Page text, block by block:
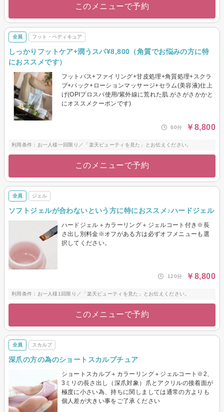
このメニューで予約
全員 フット・ペディキュア
しっかりフットケア+潤うスパ¥8,800（角質でお悩みの方に特
におススメです）
フットバス+ファイリング+甘皮処理+角質処理+スクラ
ブ+パック+ローションマッサージ+セラム(美容液)仕上
げ(OPIプロスパ使用/紫外線に荒れた肌.がさがさかかと
にオススメクーポンです)
60分 ￥8,800
利用条件：お一人様一回限り／「楽天ビューティを見た」とお伝えください。
このメニューで予約
全員 ジェル
ソフトジェルが合わないという方に特におススメ♪ハードジェル
ハードジェル＋カラーリング＋ジェルコート付き※長
さ出し別料金※オフがある方は必ずオフメニューも選
択してください。
120分 ￥8,800
利用条件：お一人様1回限り／「楽天ビューティを見た」とお伝えください。
このメニューで予約
全員 スカルプ
深爪の方の為のショートスカルプチュア
ショートスカルプ＋カラーリング＋ジェルコート※2、
3ミリの長さ出し（深爪対象）爪とアクリルの接着面が
極度に小さい為、持ちに関しましては通常の方よりも
個人差が大きい事をご了承ください